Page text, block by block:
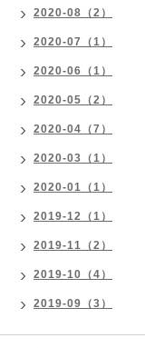
2020-08（2）
2020-07（1）
2020-06（1）
2020-05（2）
2020-04（7）
2020-03（1）
2020-01（1）
2019-12（1）
2019-11（2）
2019-10（4）
2019-09（3）